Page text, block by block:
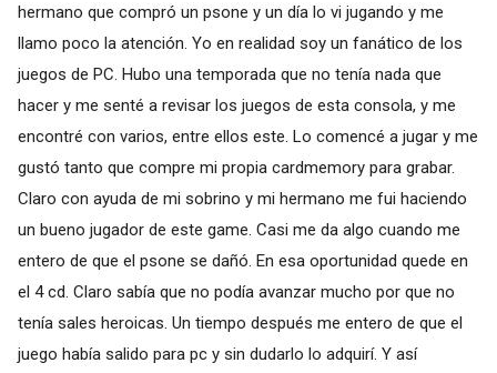
hermano que compró un psone y un día lo vi jugando y me
llamo poco la atención. Yo en realidad soy un fanático de los
juegos de PC. Hubo una temporada que no tenía nada que
hacer y me senté a revisar los juegos de esta consola, y me
encontré con varios, entre ellos este. Lo comencé a jugar y me
gustó tanto que compre mi propia cardmemory para grabar.
Claro con ayuda de mi sobrino y mi hermano me fui haciendo
un bueno jugador de este game. Casi me da algo cuando me
entero de que el psone se dañó. En esa oportunidad quede en
el 4 cd. Claro sabía que no podía avanzar mucho por que no
tenía sales heroicas. Un tiempo después me entero de que el
juego había salido para pc y sin dudarlo lo adquirí. Y así